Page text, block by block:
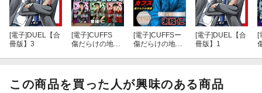
[電子]DUEL【合
冊版】3
[電子]CUFFS
傷だらけの地図
[電子]CUFFSー
傷だらけの地図
[電子]DUEL【合
冊版】1
[
この商品を買った人が興味のある商品